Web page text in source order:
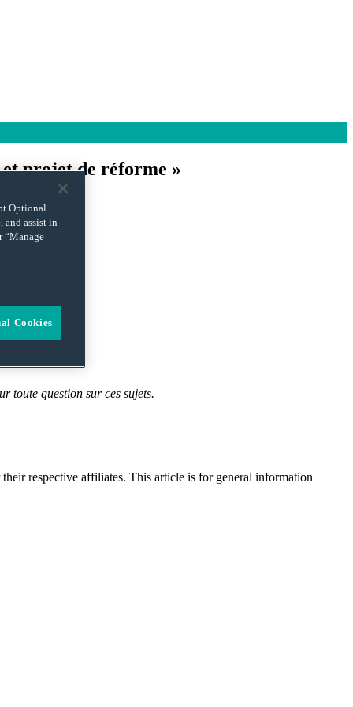
projet de réforme »
échanges.
toute question sur ces sujets.
respective affiliates. This article is for general information
Optional
and assist in
“Manage
Cookies